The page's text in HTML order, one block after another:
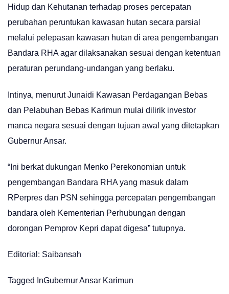
Hidup dan Kehutanan terhadap proses percepatan
perubahan peruntukan kawasan hutan secara parsial
melalui pelepasan kawasan hutan di area pengembangan
Bandara RHA agar dilaksanakan sesuai dengan ketentuan
peraturan perundang-undangan yang berlaku.
Intinya, menurut Junaidi Kawasan Perdagangan Bebas
dan Pelabuhan Bebas Karimun mulai dilirik investor
manca negara sesuai dengan tujuan awal yang ditetapkan
Gubernur Ansar.
“Ini berkat dukungan Menko Perekonomian untuk
pengembangan Bandara RHA yang masuk dalam
RPerpres dan PSN sehingga percepatan pengembangan
bandara oleh Kementerian Perhubungan dengan
dorongan Pemprov Kepri dapat digesa” tutupnya.
Editorial: Saibansah
Tagged InGubernur Ansar Karimun